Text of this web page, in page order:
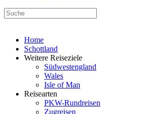
Home
Schottland
Weitere Reiseziele
Südwestengland
Wales
Isle of Man
Reisearten
PKW-Rundreisen
Zugreisen